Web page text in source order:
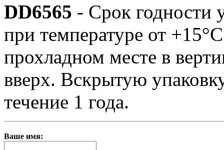
DD6565 - Срок годности
при температуре от
прохладном месте в
вверх. Вскрытую
течение 1 года.
Ваше имя: